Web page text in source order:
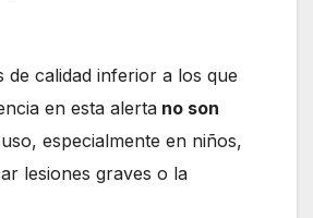
de calidad inferior a los que
en esta alerta no son
especialmente en niños,
lesiones graves o la